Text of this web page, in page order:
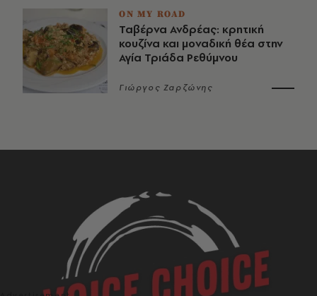
ON MY ROAD
Ταβέρνα Ανδρέας: κρητική
κουζίνα και μοναδική θέα στην
Αγία Τριάδα Ρεθύμνου
Γιώργος Ζαρζώνης